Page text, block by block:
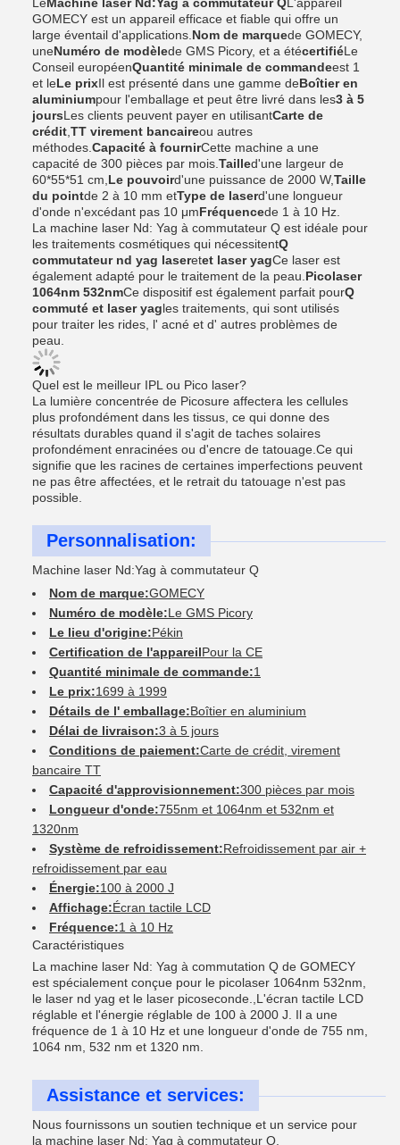
GOMECY est un appareil efficace et fiable qui offre un
large éventail d'applications. Nom de marquede GOMECY,
uneNuméro de modèlede GMS Picory, et a étécertifiéLe
Conseil européenQuantité minimale de commandeest 1
et leLe prixIl est présenté dans une gamme deBoîtier en
aluminiumpour l'emballage et peut être livré dans les3 à 5
joursLes clients peuvent payer en utilisantCarte de
crédit TT virement bancaireou autres
méthodes. Capacité à fournirCette machine a une
capacité de 300 pièces par mois. Tailled'une largeur de
60*55*51 cm, Le pouvoird'une puissance de 2000 W,Taille
du pointde 2 à 10 mm etType de laserd'une longueur
d'onde n'excédant pas 10 μmFréquencede 1 à 10 Hz.
La machine laser Nd: Yag à commutateur Q est idéale pour
les traitements cosmétiques qui nécessitentQ
commutateur nd yag laseretet laser yagCe laser est
également adapté pour le traitement de la peau. Picolaser
1064nm 532nmCe dispositif est également parfait pourQ
commuté et laser yagles traitements, qui sont utilisés
pour traiter les rides, l' acné et d' autres problèmes de
peau.
Quel est le meilleur IPL ou Pico laser?
La lumière concentrée de Picosure affectera les cellules
plus profondément dans les tissus, ce qui donne des
résultats durables quand il s'agit de taches solaires
profondément enracinées ou d'encre de tatouage.Ce qui
signifie que les racines de certaines imperfections peuvent
ne pas être affectées, et le retrait du tatouage n'est pas
possible.
Personnalisation:
Machine laser Nd:Yag à commutateur Q
Nom de marque:GOMECY
Numéro de modèle:Le GMS Picory
Le lieu d'origine:Pékin
Certification de l'appareilPour la CE
Quantité minimale de commande:1
Le prix:1699 à 1999
Détails de l' emballage:Boîtier en aluminium
Délai de livraison:3 à 5 jours
Conditions de paiement:Carte de crédit, virement
bancaire TT
Capacité d'approvisionnement:300 pièces par mois
Longueur d'onde:755nm et 1064nm et 532nm et
1320nm
Système de refroidissement:Refroidissement par air +
refroidissement par eau
Énergie:100 à 2000 J
Affichage:Écran tactile LCD
Fréquence:1 à 10 Hz
Caractéristiques
La machine laser Nd: Yag à commutation Q de GOMECY
est spécialement conçue pour le picolaser 1064nm 532nm,
le laser nd yag et le laser picoseconde.,L'écran tactile LCD
réglable et l'énergie réglable de 100 à 2000 J. Il a une
fréquence de 1 à 10 Hz et une longueur d'onde de 755 nm,
1064 nm, 532 nm et 1320 nm.
Assistance et services:
Nous fournissons un soutien technique et un service pour
la machine laser Nd: Yag à commutateur Q.